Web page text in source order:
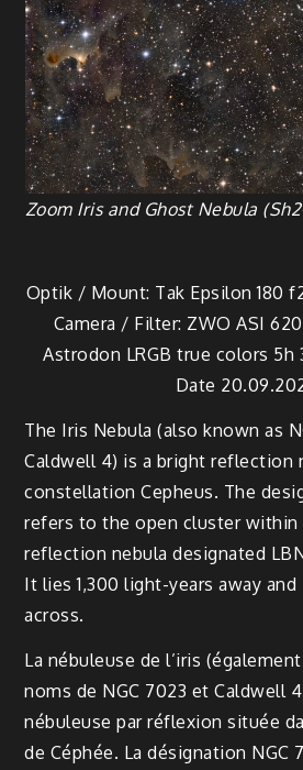
Zoom Iris and Ghost Nebula
Optik / Mount: Tak Epsilon 180
Camera / Filter: ZWO ASI
Astrodon LRGB true colors 5h
Date
The Iris Nebula (also known as
Caldwell 4) is a bright reflection
constellation Cepheus. The
refers to the open cluster within
reflection nebula designated
It lies 1,300 light-years away
across.
La nébuleuse de l’iris
noms de NGC 7023 et Caldwell
nébuleuse par réflexion située
de Céphée. La désignation NGC